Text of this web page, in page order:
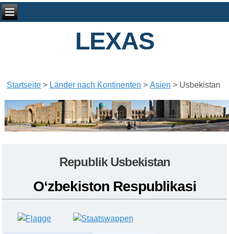
LEXAS
Startseite > Länder nach Kontinenten >Asien > Usbekistan
Republik Usbekistan
Oʻzbekiston Respublikasi